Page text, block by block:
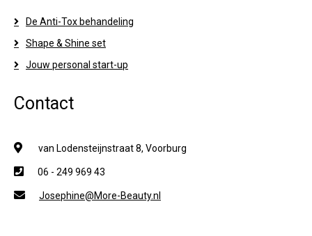
De Anti-Tox behandeling
Shape & Shine set
Jouw personal start-up
Contact
van Lodensteijnstraat 8, Voorburg
06 - 249 969 43
Josephine@More-Beauty.nl